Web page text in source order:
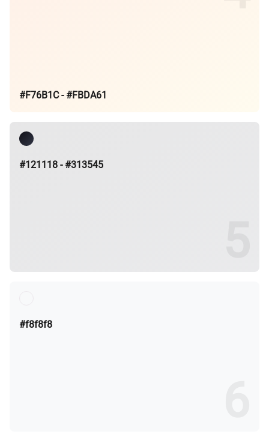
#F76B1C - #FBDA61
#121118 - #313545
#f8f8f8